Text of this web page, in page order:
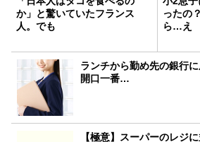
か」と驚いていたフランス
人。でも
ったの
ら…え
ランチから勤め先の銀行
開口一番…
【極意】スーパーのレジ